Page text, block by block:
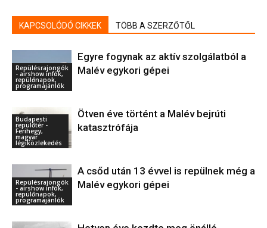
KAPCSOLÓDÓ CIKKEK TÖBB A SZERZŐTŐL
Repülésrajongók
- airshow infók,
repülőnapok,
programajánlók
Egyre fogynak az aktív szolgálatból a
Malév egykori gépei
Budapesti
repülőtér -
Ferihegy,
magyar
légiközlekedés
Ötven éve történt a Malév bejrúti
katasztrófája
Repülésrajongók
- airshow infók,
repülőnapok,
programajánlók
A csőd után 13 évvel is repülnek még a
Malév egykori gépei